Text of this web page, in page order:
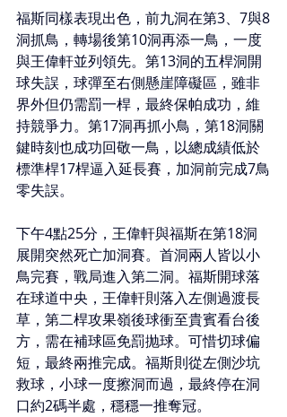
福斯同樣表現出色，前九洞在第3、7與8
洞抓鳥，轉場後第10洞再添一鳥，一度
與王偉軒並列領先。第13洞的五桿洞開
球失誤，球彈至右側懸崖障礙區，雖非
界外但仍需罰一桿，最終保帕成功，維
持競爭力。第17洞再抓小鳥，第18洞關
鍵時刻也成功回敬一鳥，以總成績低於
標準桿17桿逼入延長賽，加洞前完成7鳥
零失誤。
下午4點25分，王偉軒與福斯在第18洞
展開突然死亡加洞賽。首洞兩人皆以小
鳥完賽，戰局進入第二洞。福斯開球落
在球道中央，王偉軒則落入左側過渡長
草，第二桿攻果嶺後球衝至貴賓看台後
方，需在補球區免罰抛球。可惜切球偏
短，最終兩推完成。福斯則從左側沙坑
救球，小球一度擦洞而過，最終停在洞
口約2碼半處，穩穩一推奪冠。